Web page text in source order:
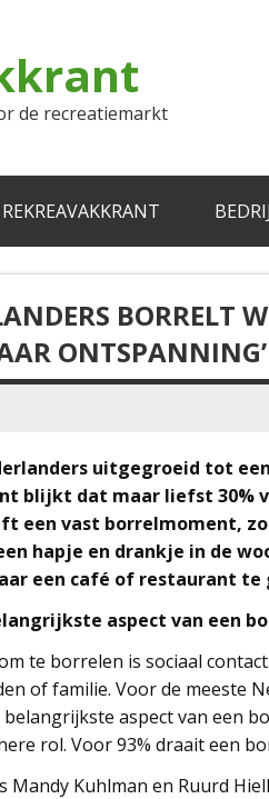
de recreatiemarkt
BORRELT
ONTSPANNING’
uitgegroeid tot
blijkt dat maar liefst 30%
een vast borrelmoment,
hapje en drankje in de
een café of restaurant te
aspect van een
te borrelen is sociaal
of familie. Voor de meeste
aspect van een
rol. Voor 93% draait een
Mandy Kuhlman en Ruurd